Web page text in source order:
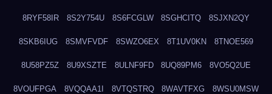
8RYF58IR 8S2Y754U 8S6FCGLW 8SGHCITQ 8SJXN2QY
8SKB6IUG 8SMVFVDF 8SWZO6EX 8T1UV0KN 8TNOE569
8U58PZ5Z 8U9XSZTE 8ULNF9FD 8UQ89PM6 8VO5Q2UE
8VOUFPGA 8VQQAA1I 8VTQSTRQ 8WAVTFXG 8WSU0MSW